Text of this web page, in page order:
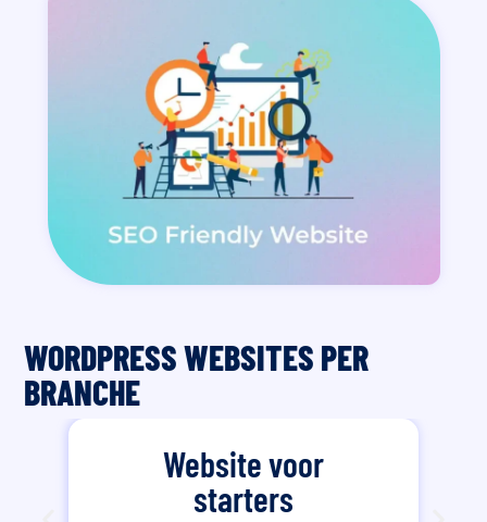
WORDPRESS WEBSITES PER
BRANCHE
Website voor
starters